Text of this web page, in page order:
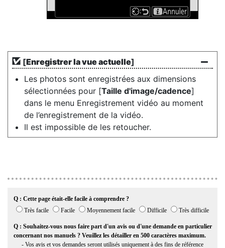
[Enregistrer la vue actuelle]
Les photos sont enregistrées aux dimensions
sélectionnées pour [Taille d'image/cadence]
dans le menu Enregistrement vidéo au moment
de l’enregistrement de la vidéo.
Il est impossible de les retoucher.